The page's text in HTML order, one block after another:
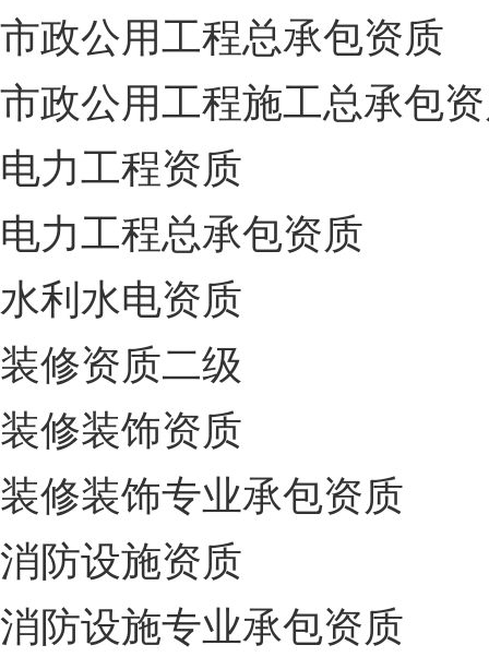
市政公用工程总承包资质
市政公用工程施工总承包
电力工程资质
电力工程总承包资质
水利水电资质
装修资质二级
装修装饰资质
装修装饰专业承包资质
消防设施资质
消防设施专业承包资质